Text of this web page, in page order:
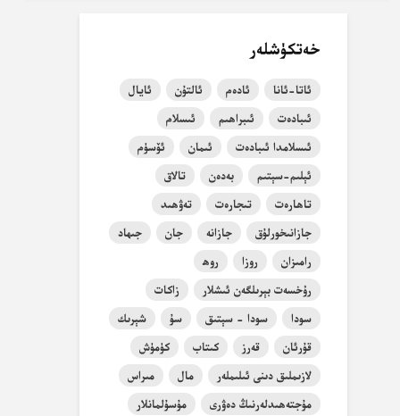
خەتكۈشلەر
ئاتا-ئانا ئادەم ئالتۇن
ئايال
ئىبادەت
ئىبراھىم
ئىسلام
ئىسلامدا ئىبادەت
ئىمان
ئۆسۈم
ئېلىم-سېتىم
بەدەن
تالاق
تاھارەت
تىجارەت
تەۋھىد
جازانىخورلۇق
جازانە جان
جىھاد
رامىزان
روزا
روھ
رۇخسەت بېرىلگەن ئىشلار
زاكات
سودا
سودا - سېتىق سۇ
شېرىك
قۇرئان
قەرز كىتاب
كۈمۈش
لازىملىق دىنى ئىلىملەر
مال
مىراس
مۇجتەھىدلەرنىڭ دەۋرى
مۇسۇلمانلار